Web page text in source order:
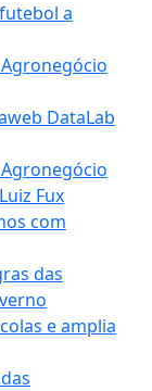
a
DataLab
Fux
com
das
e amplia